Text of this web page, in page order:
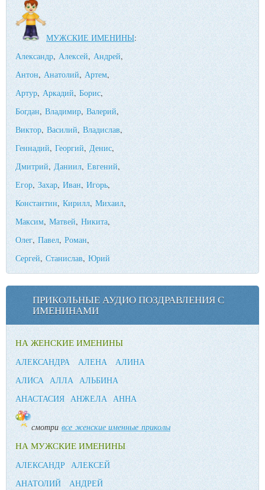
МУЖСКИЕ ИМЕНИНЫ:
Александр, Алексей,Андрей,
Антон,Анатолий,Артем,
Артур,Аркадий,Борис,
Богдан, Владимир,Валерий,
Виктор,Василий, Владислав,
Геннадий,Георгий, Денис,
Дмитрий,Даниил,Евгений,
Егор,Захар, Иван,Игорь,
Константин,Кирилл, Михаил,
Максим, Матвей,Никита,
Олег, Павел, Роман,
Сергей, Станислав,Юрий
ПРИКОЛЬНЫЕ АУДИО ПОЗДРАВЛЕНИЯ С
ИМЕНИНАМИ
НА ЖЕНСКИЕ ИМЕНИНЫ
АЛЕКСАНДРА АЛЕНА
АЛИНА
АЛИСА АЛЛА АЛЬБИНА
АНАСТАСИЯ АНЖЕЛА АННА
смотри все женские именные приколы
НА МУЖСКИЕ ИМЕНИНЫ
АЛЕКСАНДР АЛЕКСЕЙ
АНАТОЛИЙ
АНДРЕЙ